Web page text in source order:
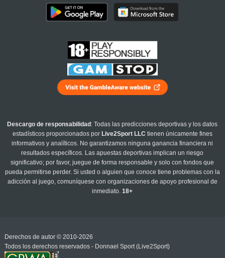
Descargo de responsabilidad : Todas las predicciones deportivas y los datos
estadísticos proporcionados por Live2Sport LLC tienen únicamente fines
informativos y analíticos. No garantizamos ninguna ganancia financiera ni
resultados específicos. Las apuestas deportivas implican un riesgo
significativo; por favor, juegue de forma responsable y solo con fondos que
pueda permitirse perder. Si usted o alguien que conoce tiene problemas con la
adicción al juego, comuníquese con organizaciones de apoyo profesional de
inmediato.18+
Derechos de autor © 2010-2026
Todos los derechos reservados - Donnael Sport (Live2Sport)